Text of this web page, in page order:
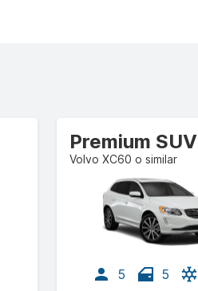
Premium SUV
Volvo XC60 o similar
5 5